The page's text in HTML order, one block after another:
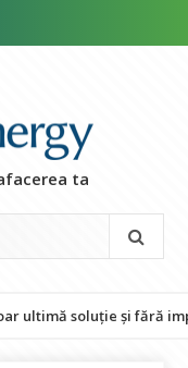
ta
soluție și fără impact